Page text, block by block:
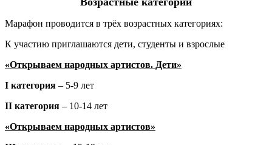
Марафон проводится в трёх возрастных категориях:
К участию приглашаются дети, студенты и взрослые
«Открываем народных артистов. Дети»
I категория – 5-9 лет
II категория – 10-14 лет
«Открываем народных артистов»